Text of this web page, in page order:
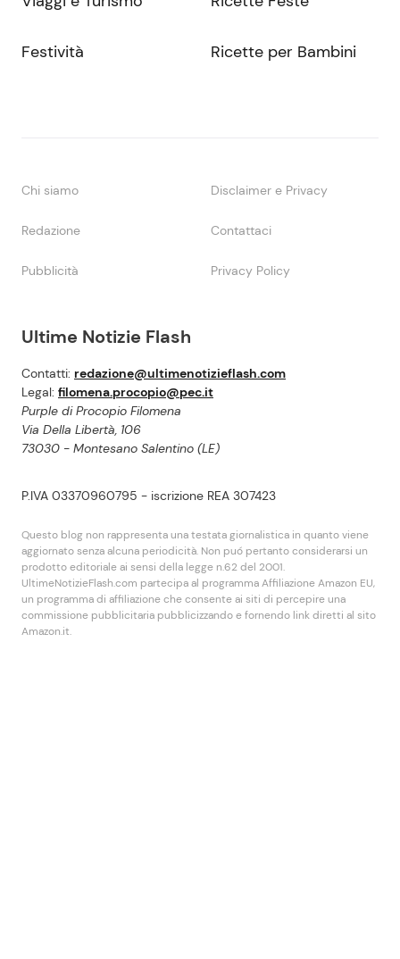
Ultime Notizie Flash
Contatti: redazione@ultimenotizieflash.com
Legal: filomena.procopio@pec.it
Purple di Procopio Filomena
Via Della Libertà, 106
73030 - Montesano Salentino (LE)
P.IVA 03370960795 - iscrizione REA 307423
Questo blog non rappresenta una testata giornalistica in quanto viene
aggiornato senza alcuna periodicità. Non puó pertanto considerarsi un
prodotto editoriale ai sensi della legge n.62 del 2001.
UltimeNotizieFlash.com partecipa al programma Affiliazione Amazon EU,
un programma di affiliazione che consente ai siti di percepire una
commissione pubblicitaria pubblicizzando e fornendo link diretti al sito
Amazon.it.
Festività Ricette per Bambini
Chi siamo Disclaimer e Privacy
Redazione Contattaci
Pubblicità Privacy Policy